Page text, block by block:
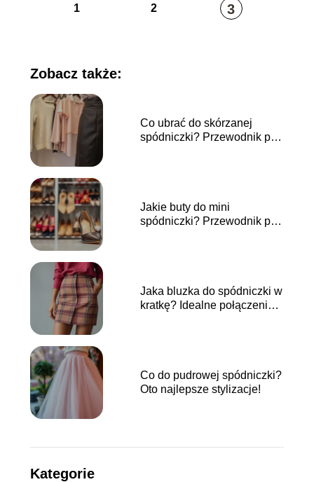
1 2 3
Zobacz także:
Co ubrać do skórzanej
spódniczki? Przewodnik po
Jakie buty do mini
spódniczki? Przewodnik po
Jaka bluzka do spódniczki w
kratkę? Idealne połączenia
Co do pudrowej spódniczki?
Oto najlepsze stylizacje!
Kategorie